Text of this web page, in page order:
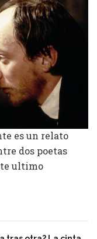
es un relato
dos poetas
ultimo